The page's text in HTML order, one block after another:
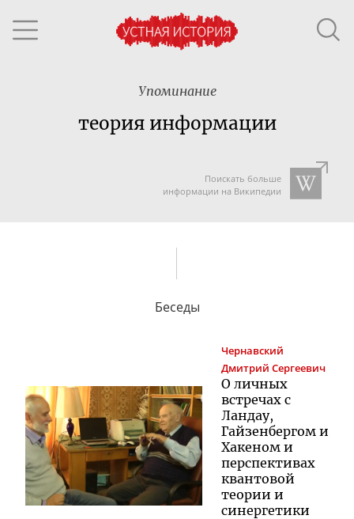
Упоминание
теория информации
Поискать больше
информации на Википедии
Беседы
Чернавский
Дмитрий Сергеевич
О личных
встречах с
Ландау,
Гайзенбергом и
Хакеном и
перспективах
квантовой
теории и
синергетики